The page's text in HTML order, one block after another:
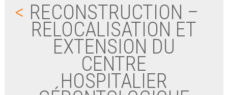
< RECONSTRUCTION –
RELOCALISATION ET
EXTENSION DU
CENTRE
HOSPITALIER